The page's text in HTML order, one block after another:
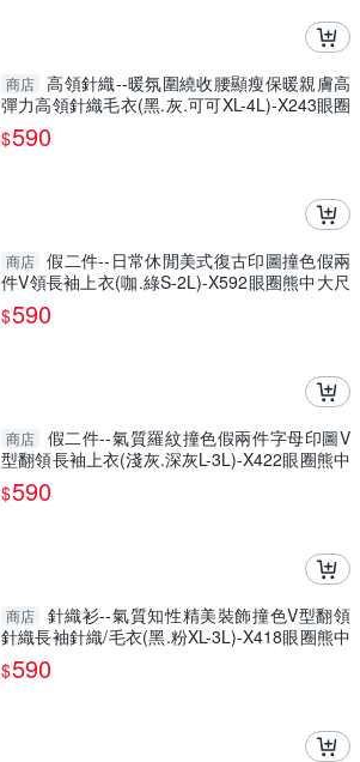
商店 高領針織--暖氛圍繞收腰顯瘦保暖親膚高
彈力高領針織毛衣(黑.灰.可可XL-4L)-X243眼圈
熊中大尺碼
$590
商店 假二件--日常休閒美式復古印圖撞色假兩
件V領長袖上衣(咖.綠S-2L)-X592眼圈熊中大尺
碼
$590
商店
假二件--氣質羅紋撞色假兩件字母印圖V
型翻領長袖上衣(淺灰.深灰L-3L)-X422眼圈熊中
大尺碼
$590
商店
針織衫--氣質知性精美裝飾撞色V型翻領
針織長袖針織/毛衣(黑.粉XL-3L)-X418眼圈熊中
大尺碼
$590